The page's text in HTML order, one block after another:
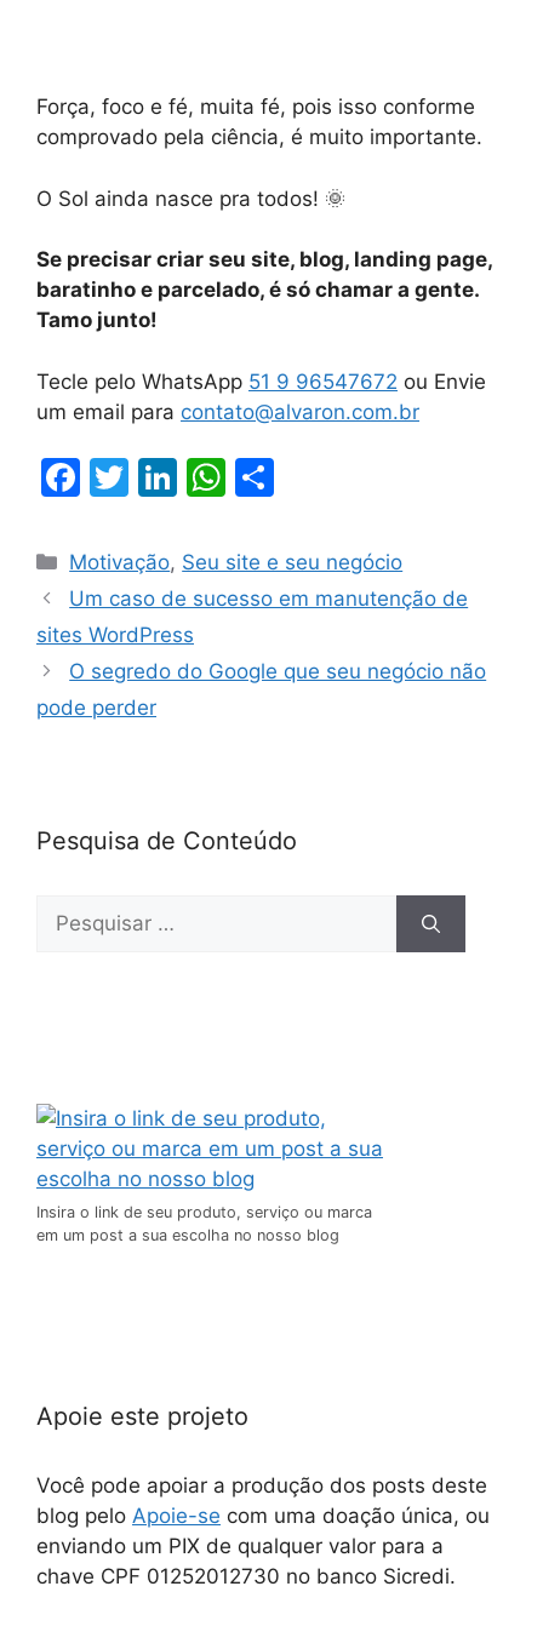
Força, foco e fé, muita fé, pois isso conforme
comprovado pela ciência, é muito importante.
O Sol ainda nasce pra todos! 🌞
Se precisar criar seu site, blog, landing page,
baratinho e parcelado, é só chamar a gente.
Tamo junto!
Tecle pelo WhatsApp 51 9 96547672 ou Envie
um email para contato@alvaron.com.br
F
c
e
b
o
o
T
itt
er
Li
k
e
dI
n
W
at
s
p
ar
e
Motivação, Seu site e seu negócio
Um caso de sucesso em manutenção de
sites WordPress
O segredo do Google que seu negócio não
pode perder
Pesquisa de Conteúdo
Insira o link de seu produto, serviço ou marca
em um post a sua escolha no nosso blog
Apoie este projeto
Você pode apoiar a produção dos posts deste
blog pelo Apoie-se com uma doação única, ou
enviando um PIX de qualquer valor para a
chave CPF 01252012730 no banco Sicredi.